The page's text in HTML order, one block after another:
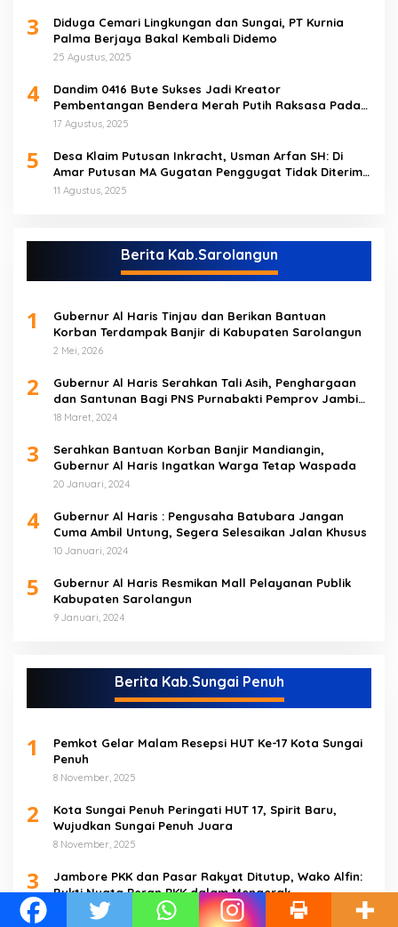
3
Diduga Cemari Lingkungan dan Sungai, PT Kurnia
Palma Berjaya Bakal Kembali Didemo
25 Agustus, 2025
4
Dandim 0416 Bute Sukses Jadi Kreator
Pembentangan Bendera Merah Putih Raksasa Pada
Peringatan HUT RI ke 80 di Tebo
17 Agustus, 2025
5
Desa Klaim Putusan Inkracht, Usman Arfan SH: Di
Amar Putusan MA Gugatan Penggugat Tidak Diterima
(NO)
11 Agustus, 2025
Berita Kab.Sarolangun
1
Gubernur Al Haris Tinjau dan Berikan Bantuan
Korban Terdampak Banjir di Kabupaten Sarolangun
2 Mei, 2026
2
Gubernur Al Haris Serahkan Tali Asih, Penghargaan
dan Santunan Bagi PNS Purnabakti Pemprov Jambi
Yang Berada di Sarolangun
18 Maret, 2024
3
Serahkan Bantuan Korban Banjir Mandiangin,
Gubernur Al Haris Ingatkan Warga Tetap Waspada
20 Januari, 2024
4
Gubernur Al Haris : Pengusaha Batubara Jangan
Cuma Ambil Untung, Segera Selesaikan Jalan Khusus
10 Januari, 2024
5
Gubernur Al Haris Resmikan Mall Pelayanan Publik
Kabupaten Sarolangun
9 Januari, 2024
Berita Kab.Sungai Penuh
1
Pemkot Gelar Malam Resepsi HUT Ke-17 Kota Sungai
Penuh
8 November, 2025
2
Kota Sungai Penuh Peringati HUT 17, Spirit Baru,
Wujudkan Sungai Penuh Juara
8 November, 2025
3
Jambore PKK dan Pasar Rakyat Ditutup, Wako Alfin:
Bukti Nyata Peran PKK dalam Mengerak
Perekonomian Masyarakat
7 November, 2025